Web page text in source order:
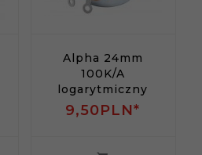
Alpha 24mm
100K/A
logarytmiczny
9,50PLN*